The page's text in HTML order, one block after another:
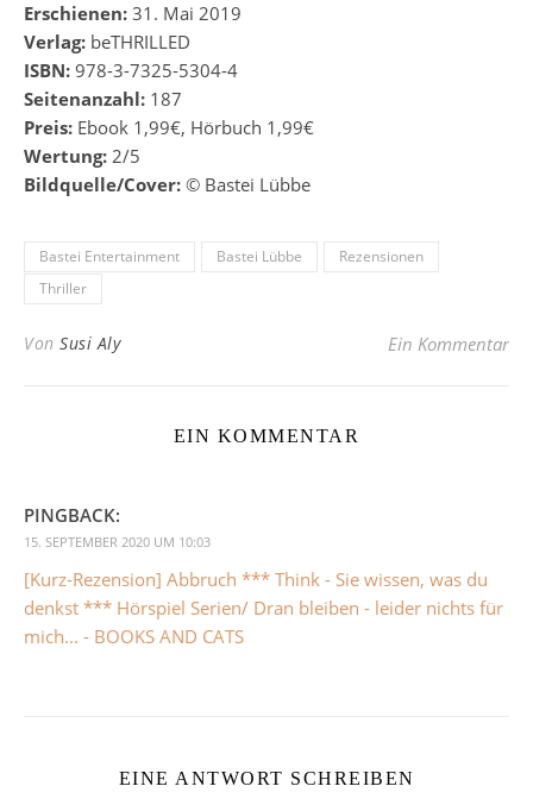
Erschienen: 31. Mai 2019
Verlag: beTHRILLED
ISBN: 978-3-7325-5304-4
Seitenanzahl: 187
Preis: Ebook 1,99€, Hörbuch 1,99€
Wertung: 2/5
Bildquelle/Cover: © Bastei Lübbe
Bastei Entertainment Bastei Lübbe
Rezensionen
Thriller
Von Susi Aly Ein Kommentar
EIN KOMMENTAR
PINGBACK:
15. SEPTEMBER 2020 UM 10:03
[Kurz-Rezension] Abbruch *** Think - Sie wissen, was du
denkst *** Hörspiel Serien/ Dran bleiben - leider nichts für
mich... - BOOKS AND CATS
EINE ANTWORT SCHREIBEN